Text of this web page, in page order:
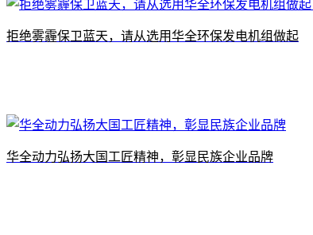
拒绝雾霾保卫蓝天，请从选用华全环保发电机组做起
华全动力弘扬大国工匠精神，彰显民族企业品牌